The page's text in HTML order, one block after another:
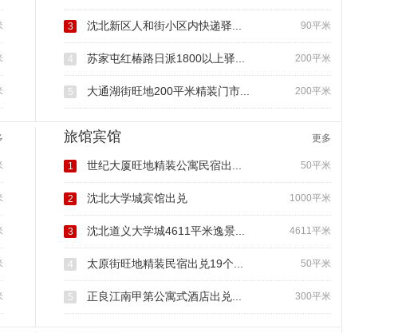
90平米
3 沈北新区人和街小区内快递驿...
200平米
4 苏家屯红椿路日派1800以上驿...
200平米
5 大通湖街旺地200平米精装门市...
旅馆宾馆 更多
50平米
1 世纪大厦旺地精装公寓民宿出...
1000平米
2 沈北大学城宾馆出兑
4611平米
3 沈北道义大学城4611平米逸景...
50平米
4 太原街旺地精装民宿出兑19个...
300平米
5 正良江南甲第公寓式酒店出兑...